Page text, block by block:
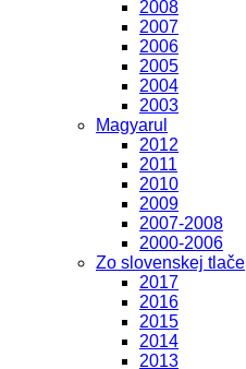
2008
2007
2006
2005
2004
2003
Magyarul
2012
2011
2010
2009
2007-2008
2000-2006
Zo slovenskej tlače
2017
2016
2015
2014
2013